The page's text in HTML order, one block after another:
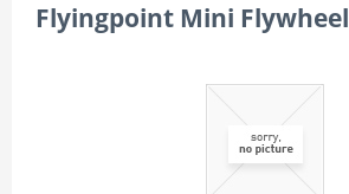
Flyingpoint Mini Flywheel